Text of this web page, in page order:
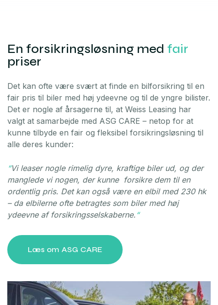
En forsikringsløsning med fair
priser
Det kan ofte være svært at finde en bilforsikring til en
fair pris til biler med høj ydeevne og til de yngre bilister.
Det er nogle af årsagerne til, at Weiss Leasing har
valgt at samarbejde med ASG CARE – netop for at
kunne tilbyde en fair og fleksibel forsikringsløsning til
alle deres kunder:
“Vi leaser nogle rimelig dyre, kraftige biler ud, og der
manglede vi nogen, der kunne forsikre dem til en
ordentlig pris. Det kan også være en elbil med 230 hk
– da elbilerne ofte betragtes som biler med høj
ydeevne af forsikringsselskaberne. “
Læs om ASG CARE